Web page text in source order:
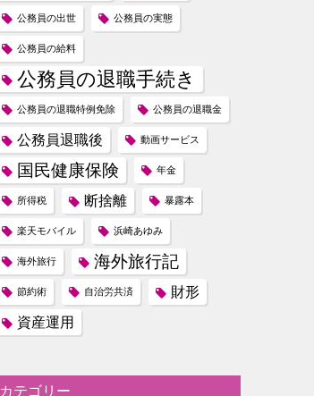
公務員の出世 公務員の実態
公務員の給料
公務員の退職手続き
公務員の退職特例免除 公務員の退職金
公務員退職後 動画サービス
国民健康保険 年金
所得税 断捨離 暴露本
楽天モバイル 浜崎あゆみ
海外旅行 海外旅行記
節約術 自治労共済
財形
資産運用
カテゴリー